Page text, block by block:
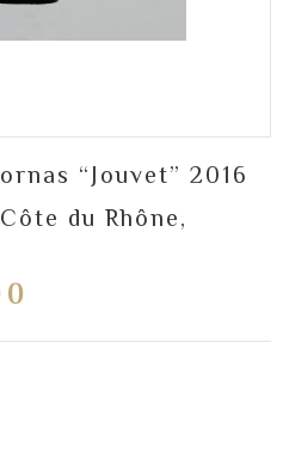
“Jouvet” 2016
du Rhône,